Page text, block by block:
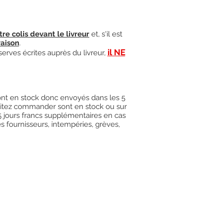
colis devant le livreur et, s'il est
.
écrites auprès du livreur, il NE
en stock donc envoyés dans les 5
commander sont en stock ou sur
francs supplémentaires en cas
fournisseurs, intempéries, grèves,